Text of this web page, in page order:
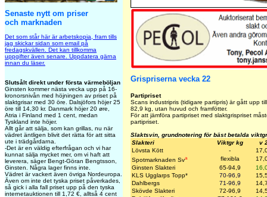
Senaste nytt om priser
och marknaden
Det som står här är arbetskopia, fram tills
jag skickar sidan som email på
fredagskvällen. Det kan tillkomma
uppgifter även senare. Uppdatera gärna
innan du läser.
Slutsålt direkt under första värmeböljan
Ginsten kommer nästa vecka upp på 16-
kronorsnivån med höjningen av priset på
slaktgrisar med 30 öre. Dalsjöfors höjer 25
öre till 14,30 kr. Danmark höjer 20 øre,
Atria i Finland med 1 cent, medan
Tyskland inte höjer.
Allt går att sälja, som kan grillas, nu när
vädret äntligen blivit det rätta för att sitta
ute i trädgårdarna.
-Det är en väldig efterfrågan och vi har
kunnat sälja mycket mer, om vi haft att
leverera, säger Bengt-Göran Bengtsson,
Ginsten. Några lager finns inte.
Vädret är vackert även övriga Nordeuropa.
Även om inte det tyska priset påverkades,
så gick i alla fall priset upp på den tyska
internetauktionen till 1,72 €, alltså 4 cent
Grispriserna vecka 22
Partipriset
Scans industripris (tidigare partipris) är gått upp
82,9 kg, utan huvud och framfötter.
För att jämföra partipriset med slaktgrispriset
partipriset.
Slaktsvin, grundnotering för bäst betalda
Slakteri
Viktgr kg
v
Lövsta Kött
-
Spotmarknaden Sva flexibla
Ginsten Slakteri
65-94,9
KLS Ugglarps Topp* 70-96,9
Dahlbergs
71-96,9
Skövde Slakteri
72-96,9